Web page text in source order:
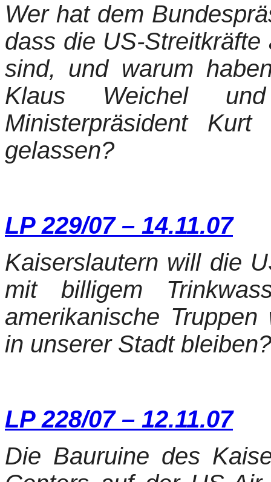
Wer hat dem
dass die US-
sind, und warum
Klaus Weichel und
Ministerpräsident
gelassen?
LP 229/07 – 14.11.07
Kaiserslautern will die
mit billigem
amerikanische
in unserer Stadt bleiben?
LP 228/07 – 12.11.07
Die Bauruine des